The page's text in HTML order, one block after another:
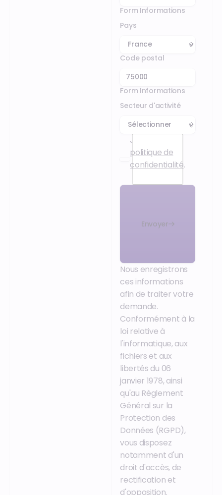
Form Informations
Pays
Code postal
Form Informations
Secteur d'activité
J’accepte la
politique de
confidentialité.
Envoyer
Nous enregistrons
ces informations
afin de traiter votre
demande.
Conformément à la
loi relative à
l'informatique, aux
fichiers et aux
libertés du 06
janvier 1978, ainsi
qu'au Règlement
Général sur la
Protection des
Données (RGPD),
vous disposez
notamment d'un
droit d'accès, de
rectification et
d'opposition.